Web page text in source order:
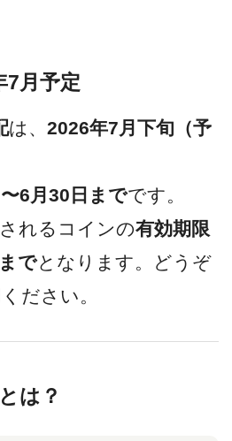
7月予定
は、 2026年7月下旬（予
6月30日までです。
れるコインの有効期限
でとなります。どうぞ
ださい。
は？